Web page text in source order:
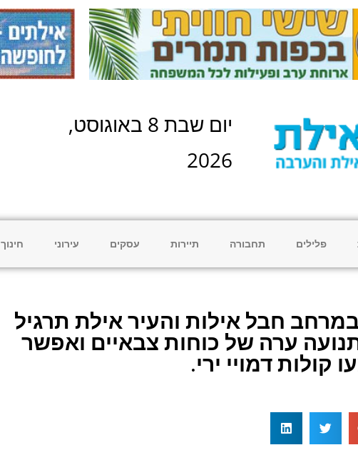
יום שבת 8 באוגוסט,
2026
פלילים תחבורה תיירות עסקים עירוני חינוך
חבל אילות והעיר אילת תרגיל
ערה של כוחות צבאיים ואפשר
קולות דמויי ירי.